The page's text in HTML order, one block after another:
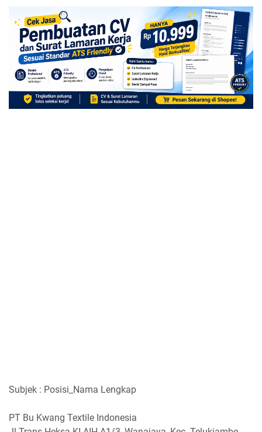
Subjek : Posisi_Nama Lengkap
PT Bu Kwang Textile Indonesia